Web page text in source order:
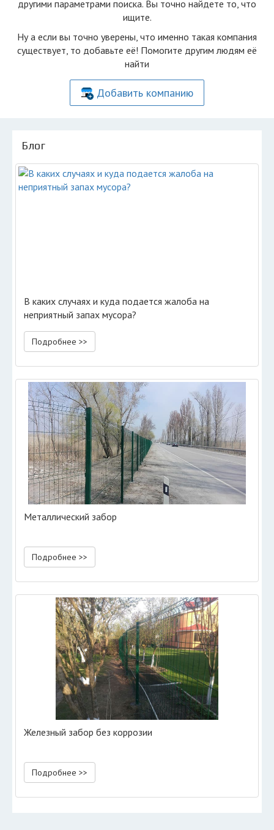
другими параметрами поиска. Вы точно найдете то, что
ищите.
Ну а если вы точно уверены, что именно такая компания
существует, то добавьте её! Помогите другим людям её
найти
Добавить компанию
Блог
В каких случаях и куда подается жалоба на
неприятный запах мусора?
Подробнее >>
Металлический забор
Подробнее >>
Железный забор без коррозии
Подробнее >>